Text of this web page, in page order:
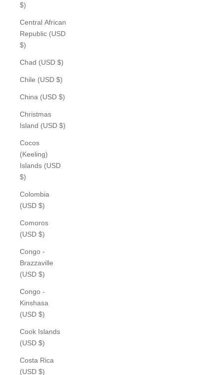
$)
Central African
Republic (USD
$)
Chad (USD $)
Chile (USD $)
China (USD $)
Christmas
Island (USD $)
Cocos
(Keeling)
Islands (USD
$)
Colombia
(USD $)
Comoros
(USD $)
Congo -
Brazzaville
(USD $)
Congo -
Kinshasa
(USD $)
Cook Islands
(USD $)
Costa Rica
(USD $)